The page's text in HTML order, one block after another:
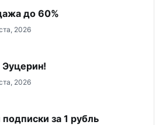
до 60%
2026
Эуцерин!
2026
за 1 рубль